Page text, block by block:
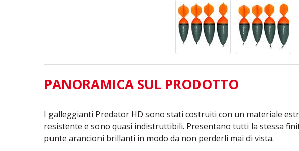
PANORAMICA SUL PRODOTTO
I galleggianti Predator HD sono stati costruiti con un materiale
resistente e sono quasi indistruttibili. Presentano tutti la stessa
punte arancioni brillanti in modo da non perderli mai di vista.